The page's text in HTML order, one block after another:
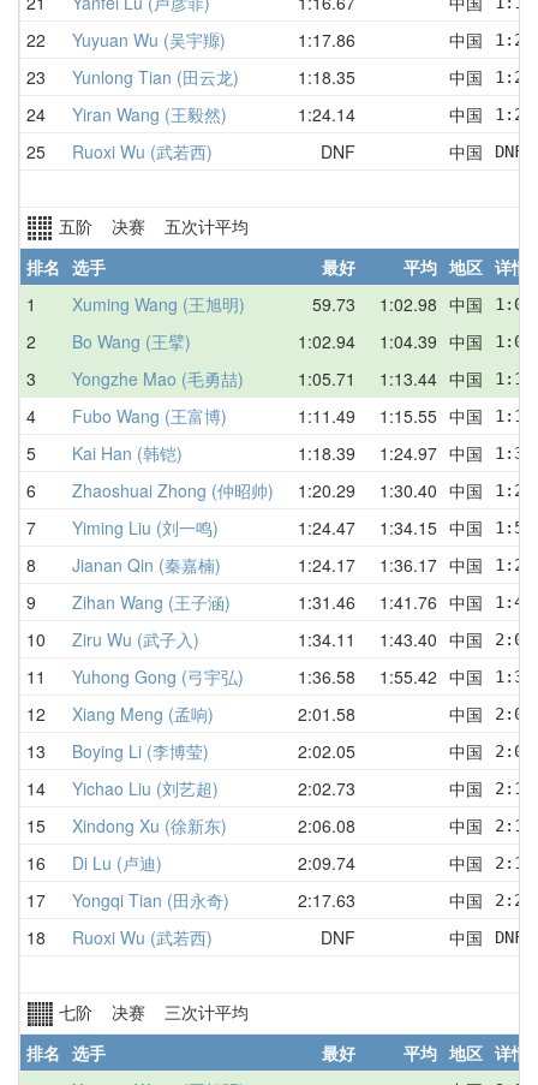
22 Yuyuan Wu (吴宇羱) 1:17.86 中国
23 Yunlong Tian (田云龙) 1:18.35 中国
24 Yiran Wang (王毅然) 1:24.14 中国
25 Ruoxi Wu (武若西) DNF 中国
五阶 决赛 五次计平均
排名 选手 最好 平均 地区 详情
1
Xuming Wang (王旭明) 59.73 1:02.98 中国
2 Bo Wang (王擘) 1:02.94 1:04.39 中国
3 Yongzhe Mao (毛勇喆) 1:05.71 1:13.44 中国
4 Fubo Wang (王富博) 1:11.49 1:15.55 中国
5 Kai Han (韩铠) 1:18.39 1:24.97 中国
6 Zhaoshuai Zhong (仲昭帅) 1:20.29 1:30.40 中国
7 Yiming Liu (刘一鸣) 1:24.47 1:34.15 中国
8 Jianan Qin (秦嘉楠) 1:24.17 1:36.17 中国
9 Zihan Wang (王子涵) 1:31.46 1:41.76 中国
10 Ziru Wu (武子入) 1:34.11 1:43.40 中国
11 Yuhong Gong (弓宇弘) 1:36.58 1:55.42 中国
12 Xiang Meng (孟响) 2:01.58 中国
13 Boying Li (李博莹) 2:02.05 中国
14 Yichao Liu (刘艺超) 2:02.73 中国
15 Xindong Xu (徐新东) 2:06.08 中国
16 Di Lu (卢迪) 2:09.74 中国
17 Yongqi Tian (田永奇) 2:17.63 中国
18 Ruoxi Wu (武若西) DNF 中国
七阶 决赛 三次计平均
排名 选手 最好 平均 地区 详情